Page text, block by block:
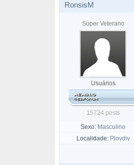
RonsisM
Super Veterano
Usuários
15724 posts
Sexo: Masculino
Localidade: Plovdiv